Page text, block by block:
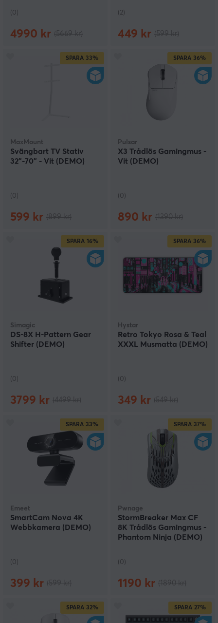
(0)
4990 kr
(2)
449 kr
SPARA 33%
MaxMount
Svängbart TV Stativ
32"-70" - Vit (DEMO)
(0)
599 kr
SPARA 36%
Pulsar
X3 Trådlös Gamingmus -
Vit (DEMO)
(0)
890 kr
SPARA 16%
Simagic
DS-8X H-Pattern Gear
Shifter (DEMO)
(0)
3799 kr
SPARA 36%
Hystar
Retro Tokyo Rosa & Teal
XXXL Musmatta (DEMO)
(0)
349 kr
SPARA 33%
Emeet
SmartCam Nova 4K
Webbkamera (DEMO)
(0)
399 kr
SPARA 37%
Pwnage
StormBreaker Max CF
8K Trådlös Gamingmus -
Phantom Ninja (DEMO)
(0)
1190 kr
SPARA 32% SPARA 27%